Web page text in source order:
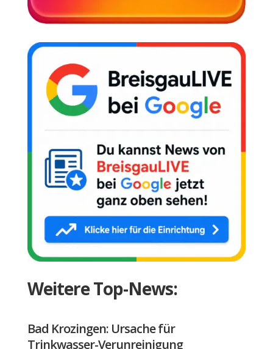
Weitere Top-News:
Bad Krozingen: Ursache für
Trinkwasser-Verunreinigung